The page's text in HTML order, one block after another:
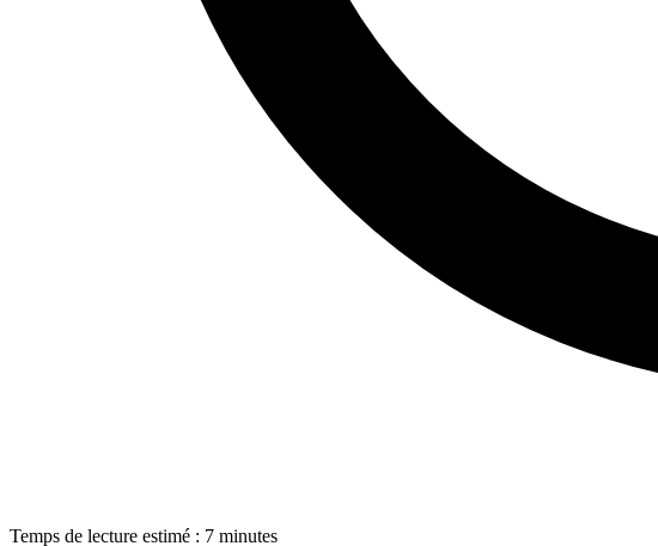
Temps de lecture estimé : 7 minutes